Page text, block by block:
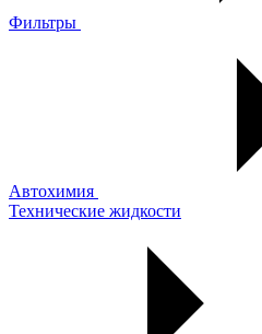
Фильтры
Автохимия
Технические жидкости